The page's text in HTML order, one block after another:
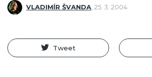
VLADIMÍR ŠVANDA, 25. 3. 2004
Tweet